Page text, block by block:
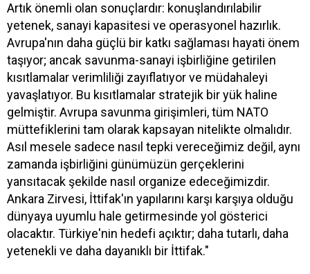
Artık önemli olan sonuçlardır: konuşlandırılabilir
yetenek, sanayi kapasitesi ve operasyonel hazırlık.
Avrupa'nın daha güçlü bir katkı sağlaması hayati önem
taşıyor; ancak savunma-sanayi işbirliğine getirilen
kısıtlamalar verimliliği zayıflatıyor ve müdahaleyi
yavaşlatıyor. Bu kısıtlamalar stratejik bir yük haline
gelmiştir. Avrupa savunma girişimleri, tüm NATO
müttefiklerini tam olarak kapsayan nitelikte olmalıdır.
Asıl mesele sadece nasıl tepki vereceğimiz değil, aynı
zamanda işbirliğini günümüzün gerçeklerini
yansıtacak şekilde nasıl organize edeceğimizdir.
Ankara Zirvesi, İttifak'ın yapılarını karşı karşıya olduğu
dünyaya uyumlu hale getirmesinde yol gösterici
olacaktır. Türkiye'nin hedefi açıktır; daha tutarlı, daha
yetenekli ve daha dayanıklı bir İttifak."